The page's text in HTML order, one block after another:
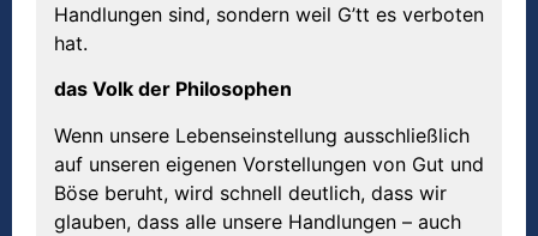
Handlungen sind, sondern weil G’tt es verboten
hat.
das Volk der Philosophen
Wenn unsere Lebenseinstellung ausschließlich
auf unseren eigenen Vorstellungen von Gut und
Böse beruht, wird schnell deutlich, dass wir
glauben, dass alle unsere Handlungen – auch